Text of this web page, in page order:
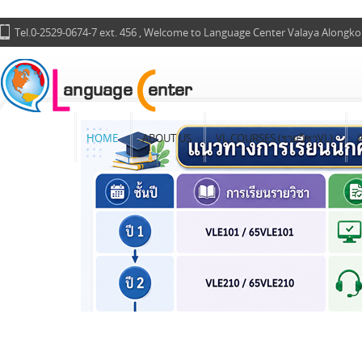
Tel.0-2529-0674-7 ext. 456 , Welcome to Language Center Valaya
HOME ABOUT US VL COURSES (รายวิชาVL)